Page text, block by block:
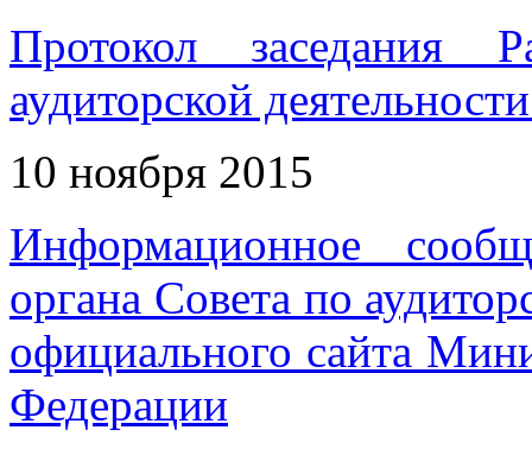
Протокол заседания
аудиторской
10 ноября 2015
Информационное
органа Совета по
официального сайта
Федерации